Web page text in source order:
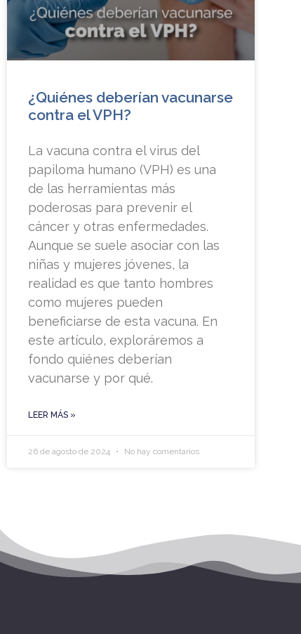
¿Quiénes deberían vacunarse
contra el VPH?
La vacuna contra el virus del
papiloma humano (VPH) es una
de las herramientas más
poderosas para prevenir el
cáncer y otras enfermedades.
Aunque se suele asociar con las
niñas y mujeres jóvenes, la
realidad es que tanto hombres
como mujeres pueden
beneficiarse de esta vacuna. En
este artículo, exploráremos a
fondo quiénes deberían
vacunarse y por qué.
LEER MÁS »
26 de agosto de 2024 No hay comentarios